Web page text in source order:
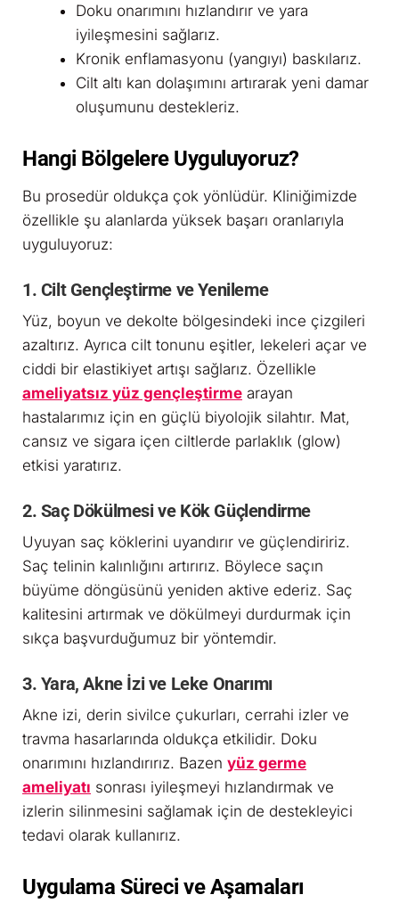
Doku onarımını hızlandırır ve yara
iyileşmesini sağlarız.
Kronik enflamasyonu (yangıyı) baskılarız.
Cilt altı kan dolaşımını artırarak yeni damar
oluşumunu destekleriz.
Hangi Bölgelere Uyguluyoruz?
Bu prosedür oldukça çok yönlüdür. Kliniğimizde
özellikle şu alanlarda yüksek başarı oranlarıyla
uyguluyoruz:
1. Cilt Gençleştirme ve Yenileme
Yüz, boyun ve dekolte bölgesindeki ince çizgileri
azaltırız. Ayrıca cilt tonunu eşitler, lekeleri açar ve
ciddi bir elastikiyet artışı sağlarız. Özellikle
ameliyatsız yüz gençleştirme arayan
hastalarımız için en güçlü biyolojik silahtır. Mat,
cansız ve sigara içen ciltlerde parlaklık (glow)
etkisi yaratırız.
2. Saç Dökülmesi ve Kök Güçlendirme
Uyuyan saç köklerini uyandırır ve güçlendiririz.
Saç telinin kalınlığını artırırız. Böylece saçın
büyüme döngüsünü yeniden aktive ederiz. Saç
kalitesini artırmak ve dökülmeyi durdurmak için
sıkça başvurduğumuz bir yöntemdir.
3. Yara, Akne İzi ve Leke Onarımı
Akne izi, derin sivilce çukurları, cerrahi izler ve
travma hasarlarında oldukça etkilidir. Doku
onarımını hızlandırırız. Bazen yüz germe
ameliyatı sonrası iyileşmeyi hızlandırmak ve
izlerin silinmesini sağlamak için de destekleyici
tedavi olarak kullanırız.
Uygulama Süreci ve Aşamaları